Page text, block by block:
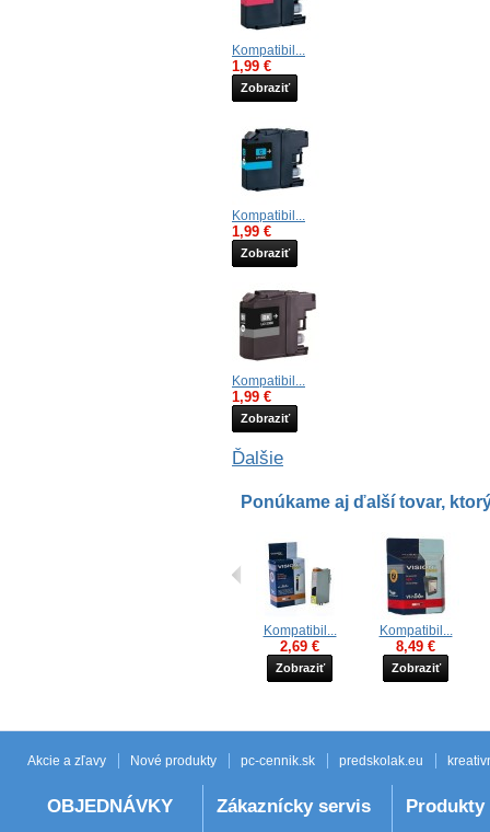
Kompatibil...
1,99 €
Zobraziť
Kompatibil...
1,99 €
Zobraziť
Kompatibil...
1,99 €
Zobraziť
Ďalšie
Ponúkame aj ďalší tovar,
Kompatibil...
2,69 €
Zobraziť
Kompatibil...
8,49 €
Zobraziť
Akcie a zľavy Nové produkty pc-cennik.sk predskolak.eu
OBJEDNÁVKY Zákaznícky servis Produkty